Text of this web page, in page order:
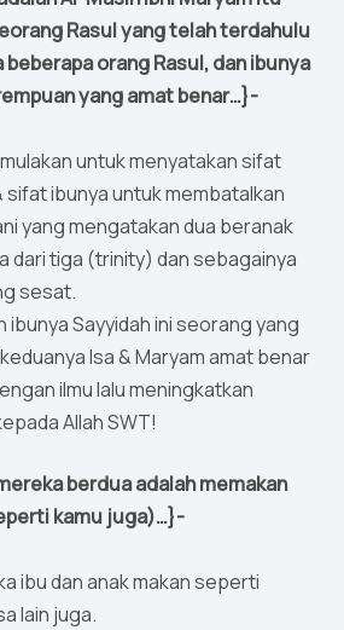
Rasul yang telah terdahulu
orang Rasul, dan ibunya
yang amat benar…}-
mulakan untuk menyatakan sifat
sifat ibunya untuk membatalkan
yang mengatakan dua beranak
dari tiga (trinity) dan sebagainya
sesat.
ibunya Sayyidah ini seorang yang
Isa & Maryam amat benar
ilmu lalu meningkatkan
Allah SWT!
berdua adalah memakan
kamu juga)…}-
ibu dan anak makan seperti
lain juga.